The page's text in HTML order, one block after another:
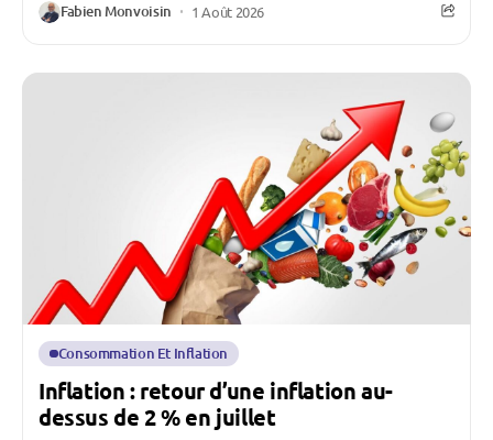
Fabien Monvoisin 1 Août 2026
Consommation Et Inflation
Inflation : retour d’une inflation au-
dessus de 2 % en juillet